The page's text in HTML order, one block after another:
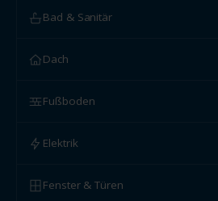
Bad & Sanitär
Dach
Fußboden
Elektrik
Fenster & Türen